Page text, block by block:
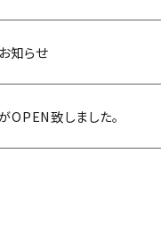
知らせ
OPEN致しました。